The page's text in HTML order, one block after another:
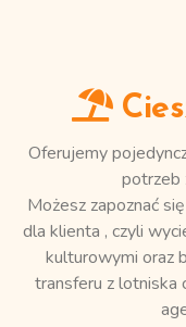
Oferujemy
potrzeb
Możesz zapoznać
dla klienta , czyli
kulturowymi oraz
transferu z lotniska